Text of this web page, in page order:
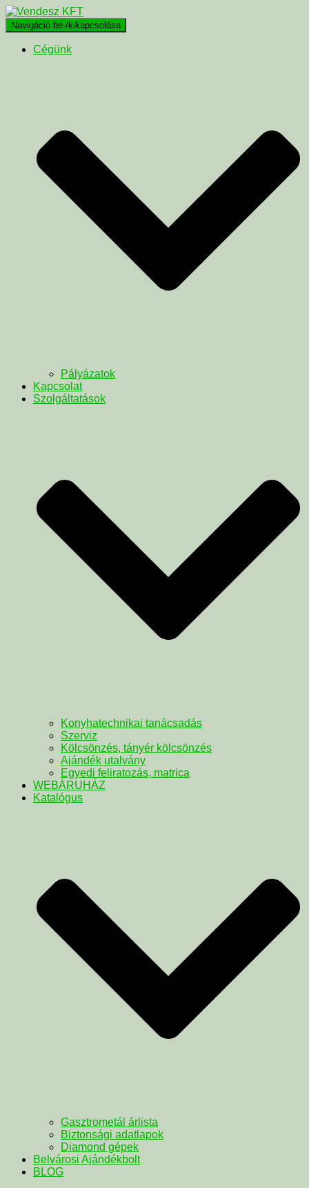
Navigáció be-/kikapcsolása
Cégünk
Pályázatok
Kapcsolat
Szolgáltatások
Konyhatechnikai tanácsadás
Szerviz
Kölcsönzés, tányér kölcsönzés
Ajándék utalvány
Egyedi feliratozás, matrica
WEBÁRUHÁZ
Katalógus
Gasztrometál árlista
Biztonsági adatlapok
Diamond gépek
Belvárosi Ajándékbolt
BLOG